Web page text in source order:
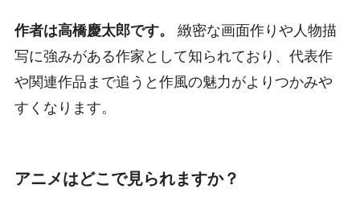
作者は高橋慶太郎です。
緻密な画面作りや人物描
写に強みがある作家として知られており、代表作
や関連作品まで追うと作風の魅力がよりつかみや
すくなります。
アニメはどこで見られますか？